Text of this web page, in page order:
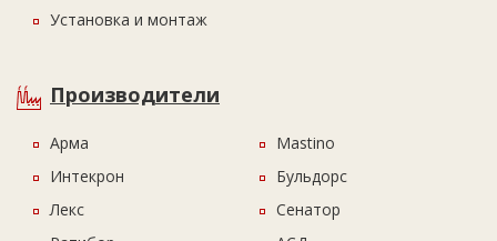
Установка и монтаж
Производители
Арма
Интекрон
Лекс
Mastino
Бульдорс
Сенатор